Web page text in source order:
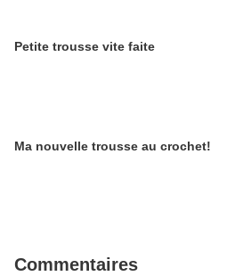
Petite trousse vite faite
Ma nouvelle trousse au crochet!
Commentaires